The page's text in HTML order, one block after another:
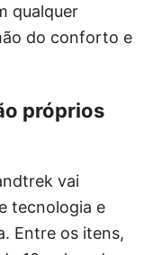
qualquer
do conforto e
próprios
vai
tecnologia e
Entre os itens,